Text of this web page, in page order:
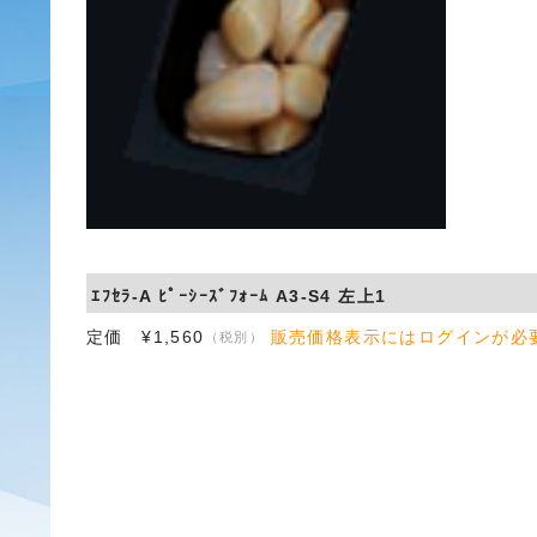
ｴﾌｾﾗ-A ﾋﾟｰｼｰｽﾞﾌｫｰﾑ A3-S4 左上1
定価 ¥1,560 （税別） 販売価格表示にはログインが必